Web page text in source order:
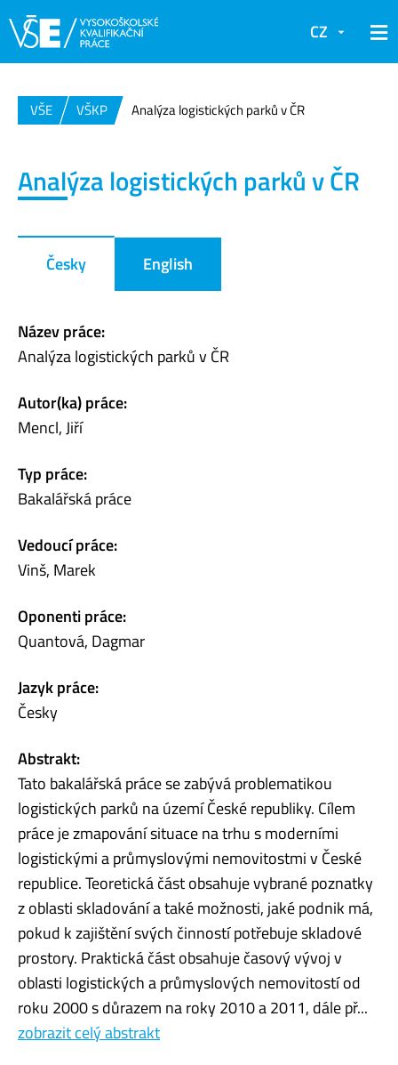
CZ
VŠE VŠKP Analýza logistických parků v ČR
Analýza logistických parků v ČR
Česky English
Název práce:
Analýza logistických parků v ČR
Autor(ka) práce:
Mencl, Jiří
Typ práce:
Bakalářská práce
Vedoucí práce:
Vinš, Marek
Oponenti práce:
Quantová, Dagmar
Jazyk práce:
Česky
Abstrakt:
Tato bakalářská práce se zabývá problematikou
logistických parků na území České republiky. Cílem
práce je zmapování situace na trhu s moderními
logistickými a průmyslovými nemovitostmi v České
republice. Teoretická část obsahuje vybrané poznatky
z oblasti skladování a také možnosti, jaké podnik má,
pokud k zajištění svých činností potřebuje skladové
prostory. Praktická část obsahuje časový vývoj v
oblasti logistických a průmyslových nemovitostí od
roku 2000 s důrazem na roky 2010 a 2011, dále př...
zobrazit celý abstrakt